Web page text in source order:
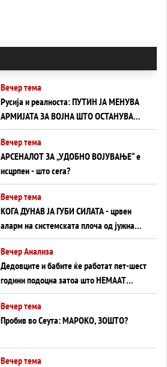
Вечер тема
Русија и реалноста: ПУТИН ЈА МЕНУВА
АРМИЈАТА ЗА ВОЈНА ШТО ОСТАНУВА
БЕЗ ФРОНТ
Вечер тема
АРСЕНАЛОТ ЗА „УДОБНО ВОЈУВАЊЕ“ е
исцрпен - што сега?
Вечер тема
КОГА ДУНАВ ЈА ГУБИ СИЛАТА - црвен
аларм на системската плоча од јужна
Германија до Црното Море...
Вечер Анализа
Дедовците и бабите ќе работат пет-шест
години подоцна затоа што НЕМААТ
ВНУЦИ ДА ГИ ЗАМЕНАТ
Вечер тема
Пробив во Сеута: МАРОКО, ЗОШТО?
Вечер тема